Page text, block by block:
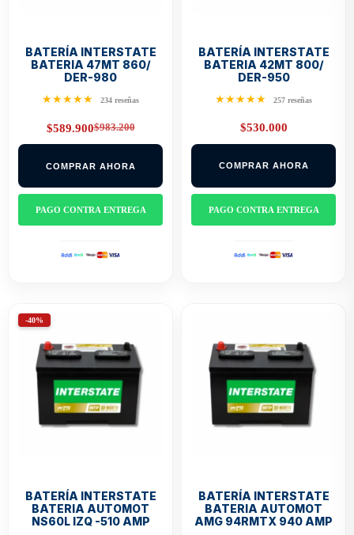
BATERÍA INTERSTATE
BATERIA 47MT 860/
DER-980
★★★★★ 234 reseñas
$983.200
Original
price
$983.200.
$589.900Current
price
$589.900.
COMPRAR AHORA
PAGO CONTRA ENTREGA
BATERÍA INTERSTATE
BATERIA 42MT 800/
DER-950
★★★★★ 257 reseñas
$530.000
COMPRAR AHORA
PAGO CONTRA ENTREGA
-40%
BATERÍA INTERSTATE
BATERIA AUTOMOT
NS60L IZQ -510 AMP
BATERÍA INTERSTATE
BATERIA AUTOMOT
AMG 94RMTX 940 AMP